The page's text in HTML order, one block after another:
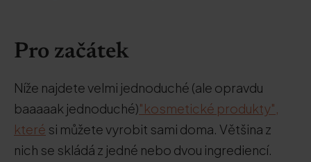
Pro začátek
Níže najdete velmi jednoduché (ale opravdu
baaaaak jednoduché)"kosmetické produkty",
které si můžete vyrobit sami doma. Většina z
nich se skládá z jedné nebo dvou ingrediencí.